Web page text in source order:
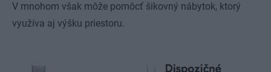
V mnohom však môže pomôcť šikovný nábytok, ktorý
využíva aj výšku priestoru.